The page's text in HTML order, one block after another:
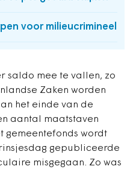
voor milieucrimineel
saldo mee te vallen, zo
Zaken worden
het einde van de
aantal maatstaven
gemeentefonds wordt
gepubliceerde
misgegaan. Zo was